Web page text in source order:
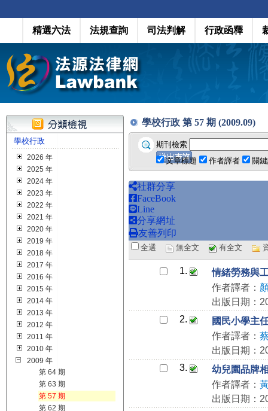
精選六法 法規查詢 司法判解 行政函釋
學校行政
2026 年
2025 年
2024 年
2023 年
2022 年
2021 年
2020 年
2019 年
2018 年
2017 年
2016 年
2015 年
2014 年
2013 年
2012 年
2011 年
2010 年
2009 年
第 64 期
第 63 期
第 57 期
第 62 期
學校行政 第 57 期 (2009.09)
期刊檢索
文章標題
作者譯者 關
社群分享
FaceBook
Line
分享網址
友善列印
全選 無全文 有全文
1.
情緒勞務與
作者譯者：
出版日期：
2.
國民小學主
作者譯者：
出版日期：
3.
幼兒園品牌
作者譯者：
出版日期：